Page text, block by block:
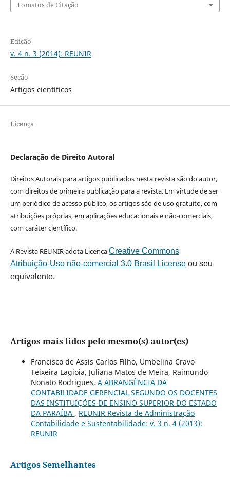
Fomatos de Citação
Edição
v. 4 n. 3 (2014): REUNIR
Seção
Artigos científicos
Licença
Declaração de Direito Autoral
Direitos Autorais para artigos publicados nesta revista são do autor,
com direitos de primeira publicação para a revista. Em virtude de ser
um periódico de acesso público, os artigos são de uso gratuito, com
atribuições próprias, em aplicações educacionais e não-comerciais,
com caráter científico.
A Revista REUNIR adota LicençaCreative Commons
Atribuição-Uso não-comercial 3.0 Brasil Licenseou seu
equivalente.
Artigos mais lidos pelo mesmo(s) autor(es)
Francisco de Assis Carlos Filho, Umbelina Cravo
Teixeira Lagioia, Juliana Matos de Meira, Raimundo
Nonato Rodrigues, A ABRANGÊNCIA DA
CONTABILIDADE GERENCIAL SEGUNDO OS DOCENTES
DAS INSTITUIÇÕES DE ENSINO SUPERIOR DO ESTADO
DA PARAÍBA , REUNIR Revista de Administração
Contabilidade e Sustentabilidade: v. 3 n. 4 (2013):
REUNIR
Artigos Semelhantes